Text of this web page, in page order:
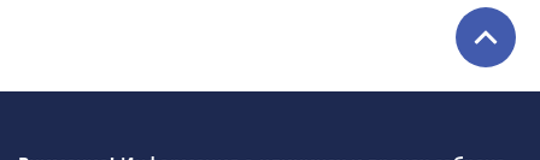
эндокринология и др. Среди используемых в
клинике методов диагностики: УЗИ, рентген,